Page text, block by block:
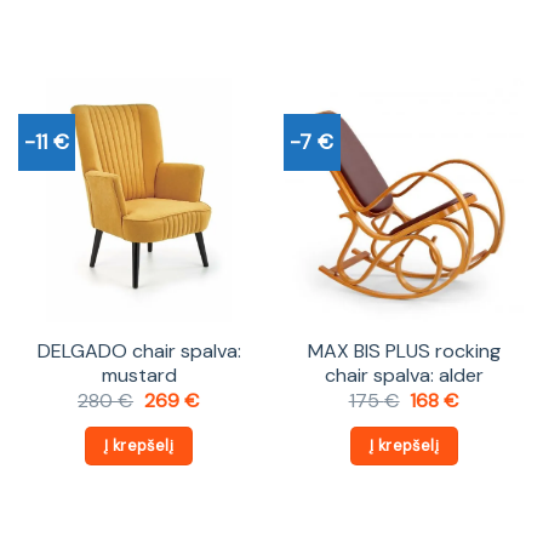
-11 €
DELGADO chair spalva:
mustard
280€ Original
was:
280 €.
269€Current
Į krepšelį
-7 €
MAX BIS PLUS rocking
chair spalva: alder
175€ Original
was:
175 €.
168€Current
Į krepšelį